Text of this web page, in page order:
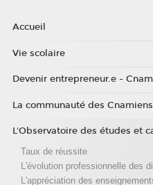
Accueil
Vie scolaire
Devenir entrepreneur.e -
La communauté des Cnamiens
L'Observatoire des études et
Taux de réussite
L'évolution professionnelle des
L'appréciation des